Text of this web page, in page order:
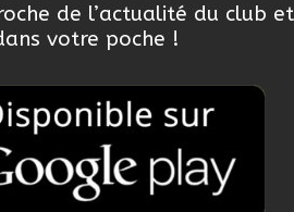
de l’actualité du club et
votre poche !